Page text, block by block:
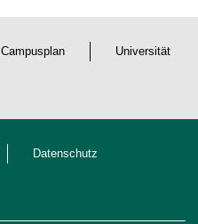
Campusplan Universität
Datenschutz